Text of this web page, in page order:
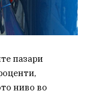
пазари
ниво во